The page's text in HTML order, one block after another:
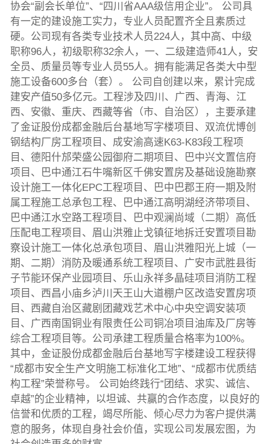
协会“副会长单位”、“四川省AAA级信用企业”。 公司具
有一定的建设施工实力，专业人员配置齐全且素质过
硬。公司现有各类专业技术人员224人，其中高、中级
职称96人，初级职称32余人，一、二级建造师41人，安
全员、质量员等专业人员55人。拥有能满足各类大中型
施工设备600多台（套）。 公司自创建以来，累计完成
建安产值50多亿元。工程涉及四川、广西、青海、江
西、安徽、重庆、西藏等省（市、自治区），主要承建
了金证股份成都金融后台基地写字楼项目、双流优博创
钢结构厂房工程项目、成安渝高速K63-K83段工程项
目、德阳什邡荣盛公园御府二期项目、巴中兴文置信府
项目、巴中通江石牛嘴新区千佛安置房及基础设施勘察
设计施工一体化EPC工程项目、巴中巴郡王府一期及附
属工程施工总承包工程、巴中通江高明湖经济带项目、
巴中通江水空路工程项目、巴中观澜尚域（二期）高低
压配电工程项目、眉山洪雅止戈镇征地拆迁安置项目勘
察设计施工一体化总承包项目、眉山洪雅阳光上城（一
期、二期）消防及暖通系统工程项目、广安市武胜县街
子节能环保产业园项目、乐山永祥多晶硅项目消防工程
项目、西昌小庙乡泸川天王山大道棚户区改造安置房项
目、西藏自治区藏剧团藏戏艺术中心中央空调安装项
目、广西南国铜业有限责任公司铜冶项目油库及厂房等
综合工程项目等。公司承建工程质量合格率为100%。
其中，金证股份成都金融后台基地写字楼建设工程获得
“成都市安全生产文明施工标准化工地”、“成都市优质结
构工程”荣誉称号。 公司始终践行“团结、求实、诚信、
卓越”的企业精神，以坦诚、共赢的合作态度，以良好的
信誉和优质的工程，竭尽所能、倾心尽力为客户提供满
意的服务，体现自身社会价值，实现公司发展宏图，为